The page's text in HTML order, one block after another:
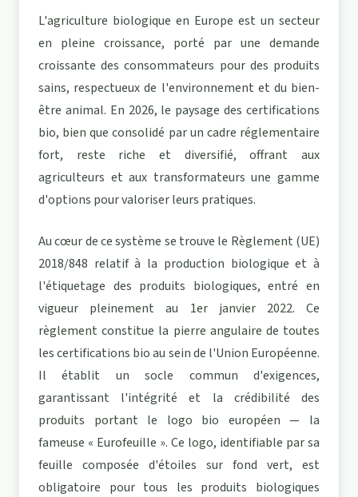
L'agriculture biologique en Europe est un secteur
en pleine croissance, porté par une demande
croissante des consommateurs pour des produits
sains, respectueux de l'environnement et du bien-
être animal. En 2026, le paysage des certifications
bio, bien que consolidé par un cadre réglementaire
fort, reste riche et diversifié, offrant aux
agriculteurs et aux transformateurs une gamme
d'options pour valoriser leurs pratiques.
Au cœur de ce système se trouve le Règlement (UE)
2018/848 relatif à la production biologique et à
l'étiquetage des produits biologiques, entré en
vigueur pleinement au 1er janvier 2022. Ce
règlement constitue la pierre angulaire de toutes
les certifications bio au sein de l'Union Européenne.
Il établit un socle commun d'exigences,
garantissant l'intégrité et la crédibilité des
produits portant le logo bio européen — la
fameuse « Eurofeuille ». Ce logo, identifiable par sa
feuille composée d'étoiles sur fond vert, est
obligatoire pour tous les produits biologiques